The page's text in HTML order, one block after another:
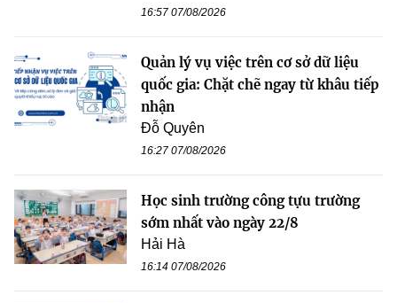
16:57 07/08/2026
Quản lý vụ việc trên cơ sở dữ liệu
quốc gia: Chặt chẽ ngay từ khâu tiếp
nhận
Đỗ Quyên
16:27 07/08/2026
Học sinh trường công tựu trường
sớm nhất vào ngày 22/8
Hải Hà
16:14 07/08/2026